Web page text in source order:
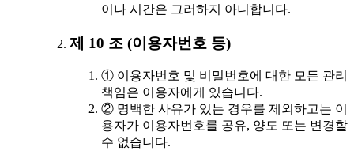
이나 시간은 그러하지 아니합니다.
제 10 조 (이용자번호 등)
① 이용자번호 및 비밀번호에 대한 모든 관리
책임은 이용자에게 있습니다.
② 명백한 사유가 있는 경우를 제외하고는 이
용자가 이용자번호를 공유, 양도 또는 변경할
수 없습니다.